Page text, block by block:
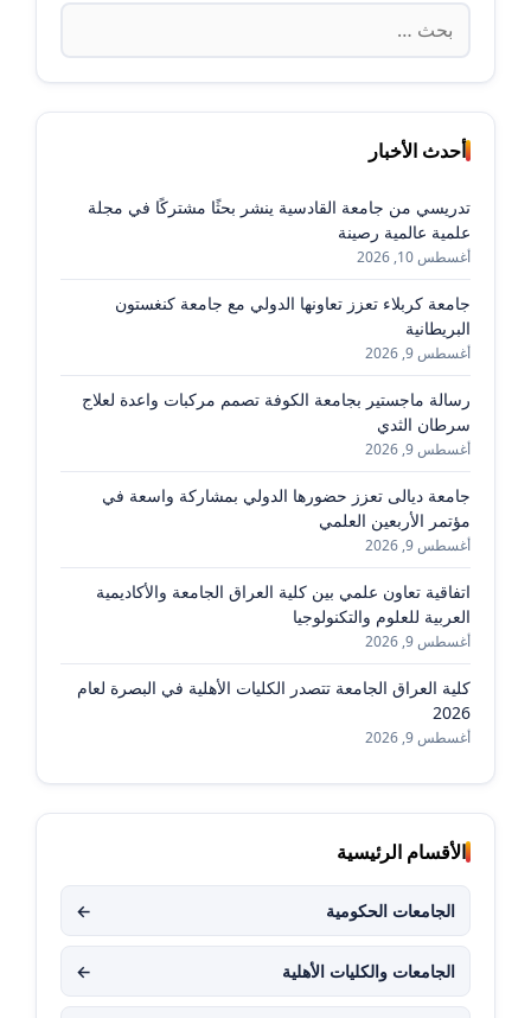
البحث
عن:
أحدث الأخبار
تدريسي من جامعة القادسية ينشر بحثًا مشتركًا في مجلة
علمية عالمية رصينة
أغسطس 10, 2026
جامعة كربلاء تعزز تعاونها الدولي مع جامعة كنغستون
البريطانية
أغسطس 9, 2026
رسالة ماجستير بجامعة الكوفة تصمم مركبات واعدة لعلاج
سرطان الثدي
أغسطس 9, 2026
جامعة ديالى تعزز حضورها الدولي بمشاركة واسعة في
مؤتمر الأربعين العلمي
أغسطس 9, 2026
اتفاقية تعاون علمي بين كلية العراق الجامعة والأكاديمية
العربية للعلوم والتكنولوجيا
أغسطس 9, 2026
كلية العراق الجامعة تتصدر الكليات الأهلية في البصرة لعام
2026
أغسطس 9, 2026
الأقسام الرئيسية
الجامعات الحكومية ←
الجامعات والكليات الأهلية ←